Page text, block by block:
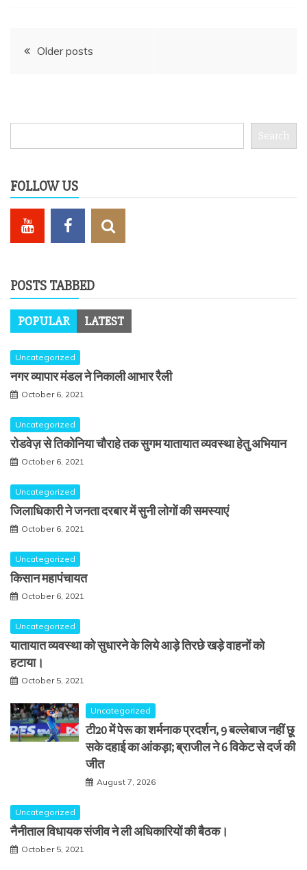
Posts
Older posts
Search
FOLLOW US
POSTS TABBED
POPULAR LATEST
Uncategorized
नगर व्यापार मंडल ने निकाली आभार रैली
October 6, 2021
Uncategorized
रोडवेज़ से तिकोनिया चौराहे तक सुगम यातायात व्यवस्था हेतु अभियान
October 6, 2021
Uncategorized
जिलाधिकारी ने जनता दरबार में सुनी लोगों की समस्याएं
October 6, 2021
Uncategorized
किसान महापंचायत
October 6, 2021
Uncategorized
यातायात व्यवस्था को सुधारने के लिये आड़े तिरछे खड़े वाहनों को
हटाया।
October 5, 2021
Uncategorized
टी20 में पेरू का शर्मनाक प्रदर्शन, 9 बल्लेबाज नहीं छू
सके दहाई का आंकड़ा; ब्राजील ने 6 विकेट से दर्ज की
जीत
August 7, 2026
Uncategorized
नैनीताल विधायक संजीव ने ली अधिकारियों की बैठक।
October 5, 2021